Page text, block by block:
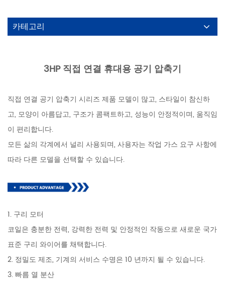
카테고리
3HP 직접 연결 휴대용 공기 압축기
직접 연결 공기 압축기 시리즈 제품 모델이 많고, 스타일이 참신하
고, 모양이 아름답고, 구조가 콤팩트하고, 성능이 안정적이며, 움직임
이 편리합니다.
모든 삶의 각계에서 널리 사용되며, 사용자는 작업 가스 요구 사항에
따라 다른 모델을 선택할 수 있습니다.
1. 구리 모터
코일은 충분한 전력, 강력한 전력 및 안정적인 작동으로 새로운 국가
표준 구리 와이어를 채택합니다.
2. 정밀도 제조, 기계의 서비스 수명은 10 년까지 될 수 있습니다.
3. 빠름 열 분산